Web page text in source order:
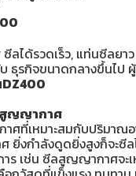
ได้รวดเร็ว, แท่นซีลยา
ธุรกิจขนาดกลางขึ้นไป
สูญญากาศ
ศที่เหมาะสมกับปริมาณ
ยิ่งกำลังดูดยิ่งสูงก็จะซี
ร เช่น ซีลสูญญากาศจะ